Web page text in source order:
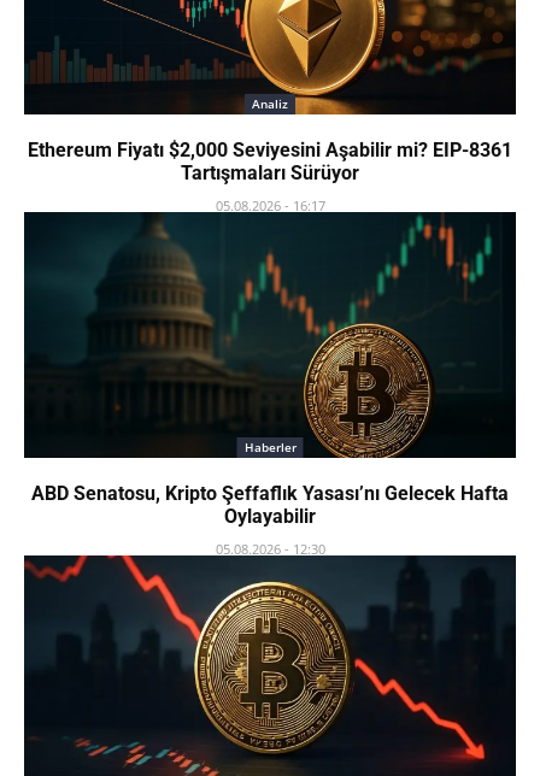
Analiz
Ethereum Fiyatı $2,000 Seviyesini Aşabilir mi? EIP-8361
Tartışmaları Sürüyor
05.08.2026 - 16:17
Haberler
ABD Senatosu, Kripto Şeffaflık Yasası’nı Gelecek Hafta
Oylayabilir
05.08.2026 - 12:30